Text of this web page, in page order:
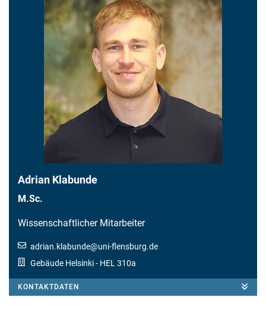
Adrian Klabunde
M.Sc.
Wissenschaftlicher Mitarbeiter
adrian.klabunde@uni-flensburg.de
Gebäude Helsinki- HEL 310a
KONTAKTDATEN